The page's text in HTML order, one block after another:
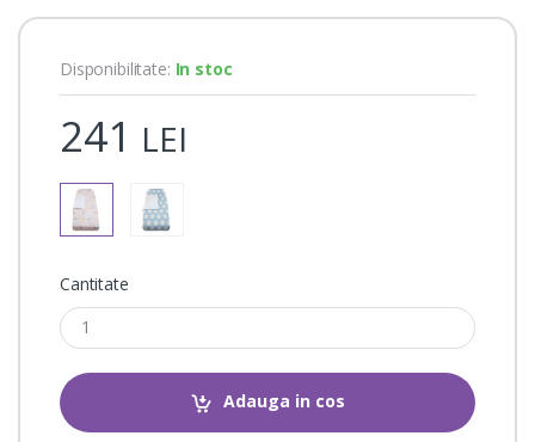
Disponibilitate: In stoc
241 LEI
Cantitate
Adauga in cos